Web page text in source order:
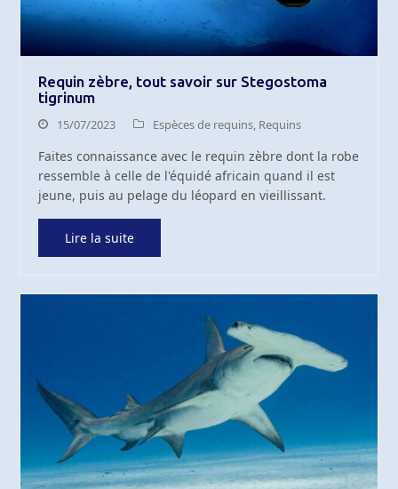
Requin zèbre, tout savoir sur Stegostoma
tigrinum
15/07/2023 Espèces de requins, Requins
Faites connaissance avec le requin zèbre dont la robe
ressemble à celle de l'équidé africain quand il est
jeune, puis au pelage du léopard en vieillissant.
Lire la suite